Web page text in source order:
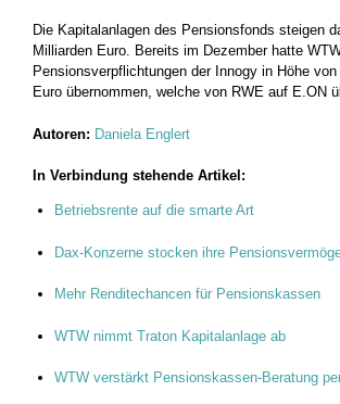
Die Kapitalanlagen des Pensionsfonds steigen
Milliarden Euro. Bereits im Dezember hatte
Pensionsverpflichtungen der Innogy in Höhe
Euro übernommen, welche von RWE auf E.ON
Autoren: Daniela Englert
In Verbindung stehende Artikel:
Betriebsrente auf die smarte Art
Dax-Konzerne stocken ihre
Mehr Renditechancen für Pensionskassen
WTW nimmt Traton Kapitalanlage ab
WTW verstärkt Pensionskassen-Beratung